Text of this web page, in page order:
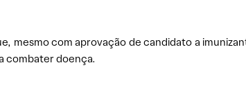
mesmo com aprovação de candidato a
combater doença.